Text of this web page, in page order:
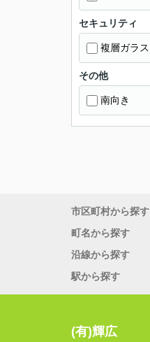
セキュリティ
複層ガラス
その他
南向き
市区町村から探す
町名から探す
沿線から探す
駅から探す
(有)輝広